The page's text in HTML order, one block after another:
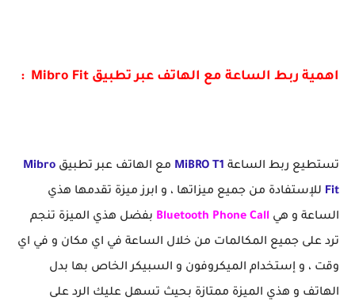
اهمية ربط الساعة مع الهاتف عبر تطبيق Mibro Fit :
تستطيع ربط الساعة MiBRO T1 مع الهاتف عبر تطبيق Mibro
Fit للإستفادة من جميع ميزاتها ، و ابرز ميزة تقدمها هذي
الساعة و هي Bluetooth Phone Call بفضل هذي الميزة تنجم
ترد على جميع المكالمات من خلال الساعة في اي مكان و في اي
وقت ، و إستخدام الميكروفون و السبيكر الخاص بها بدل
الهاتف و هذي الميزة ممتازة بحيث تسهل عليك الرد على